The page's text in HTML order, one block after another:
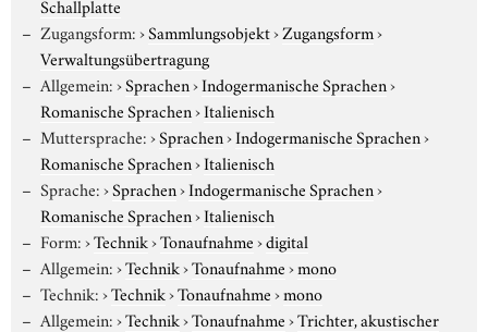
Schallplatte
Zugangsform:›Sammlungsobjekt›Zugangsform›
Verwaltungsübertragung
Allgemein:›Sprachen›Indogermanische Sprachen›
Romanische Sprachen›Italienisch
Muttersprache:›Sprachen›Indogermanische Sprachen›
Romanische Sprachen›Italienisch
Sprache:›Sprachen›Indogermanische Sprachen›
Romanische Sprachen›Italienisch
Form:›Technik›Tonaufnahme›digital
Allgemein:›Technik›Tonaufnahme›mono
Technik:›Technik›Tonaufnahme›mono
Allgemein:›Technik›Tonaufnahme›Trichter, akustischer